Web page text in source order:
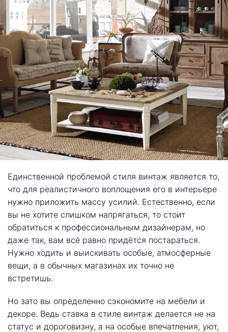
Единственной проблемой стиля винтаж является то,
что для реалистичного воплощения его в интерьере
нужно приложить массу усилий. Естественно, если
вы не хотите слишком напрягаться, то стоит
обратиться к профессиональным дизайнерам, но
даже так, вам всё равно придётся постараться.
Нужно ходить и выискивать особые, атмосферные
вещи, а в обычных магазинах их точно не
встретишь.
Но зато вы определенно сэкономите на мебели и
декоре. Ведь ставка в стиле винтаж делается не на
статус и дороговизну, а на особые впечатления, уют,